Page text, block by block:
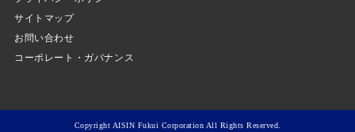
サイトマップ
お問い合わせ
コーポレート・ガバナンス
Copyright AISIN Fukui Corporation All Rights Reserved.